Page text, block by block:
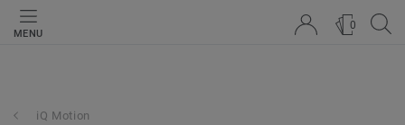
MENU
0
iQ Motion